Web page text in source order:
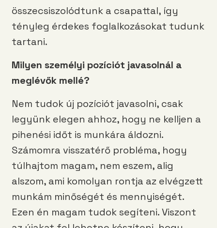
összecsiszolódtunk a csapattal, így
tényleg érdekes foglalkozásokat tudunk
tartani.
Milyen személyi pozíciót javasolnál a
meglévők mellé?
Nem tudok új pozíciót javasolni, csak
legyünk elegen ahhoz, hogy ne kelljen a
pihenési időt is munkára áldozni.
Számomra visszatérő probléma, hogy
túlhajtom magam, nem eszem, alig
alszom, ami komolyan rontja az elvégzett
munkám minőségét és mennyiségét.
Ezen én magam tudok segíteni. Viszont